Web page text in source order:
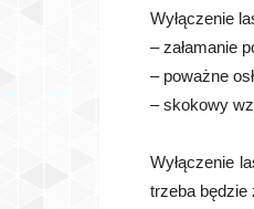
Wyłączenie
– załamanie
– poważne
– skokowy
Wyłączenie
trzeba będzie